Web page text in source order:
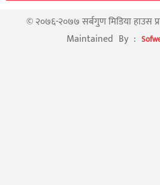
© २०७६-२०७७ सर्बगुण मिडिया हाउस
Maintained By :